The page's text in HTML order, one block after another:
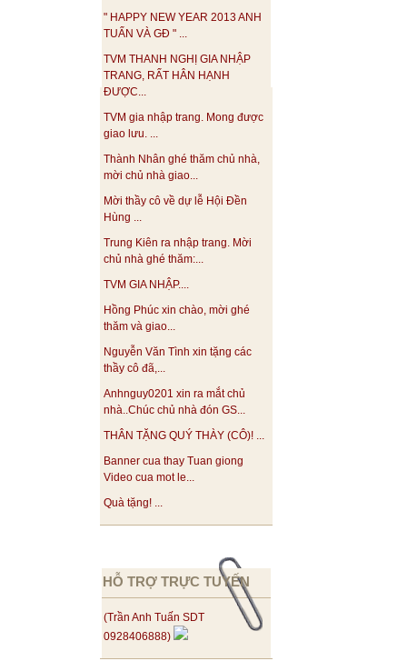
" HAPPY NEW YEAR 2013 ANH
TUẤN VÀ GĐ " ...
TVM THANH NGHỊ GIA NHẬP
TRANG, RẤT HÂN HẠNH
ĐƯỢC...
TVM gia nhập trang. Mong được
giao lưu. ...
Thành Nhân ghé thăm chủ nhà,
mời chủ nhà giao...
Mời thầy cô về dự lễ Hội Đền
Hùng ...
Trung Kiên ra nhập trang. Mời
chủ nhà ghé thăm:...
TVM GIA NHẬP....
Hồng Phúc xin chào, mời ghé
thăm và giao...
Nguyễn Văn Tình xin tặng các
thầy cô đã,...
Anhnguy0201 xin ra mắt chủ
nhà..Chúc chủ nhà đón GS...
THÂN TẶNG QUÝ THÀY (CÔ)! ...
Banner cua thay Tuan giong
Video cua mot le...
Quà tặng! ...
HỖ TRỢ TRỰC TUYẾN
(Trần Anh Tuấn SDT
0928406888)